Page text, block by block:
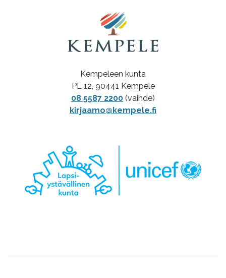
Kempeleen kunta
PL 12, 90441 Kempele
08 5587 2200 (vaihde)
kirjaamo@kempele.fi